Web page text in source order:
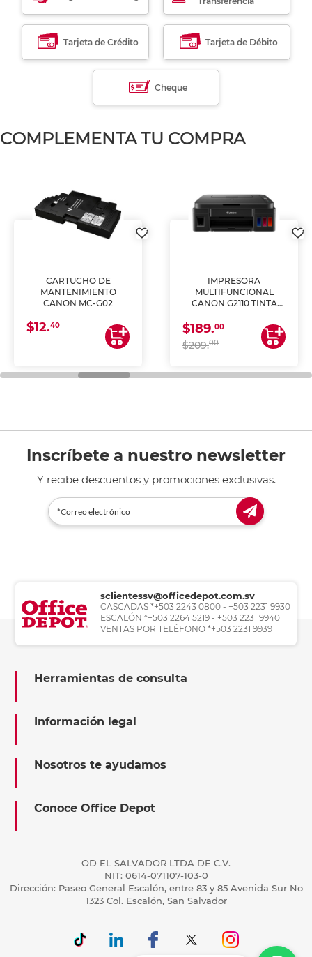
Tarjeta de Crédito Tarjeta de Débito
Cheque
COMPLEMENTA TU COMPRA
CARTUCHO DE
MANTENIMIENTO
CANON MC-G02
$12.40
IMPRESORA
MULTIFUNCIONAL
CANON G2110 TINTA
$189.00
$209.00
Inscríbete a nuestro newsletter
Y recibe descuentos y promociones exclusivas.
sclientessv@officedepot.com.sv
CASCADAS *+503 2243 0800 - +503 2231 9930
ESCALÓN *+503 2264 5219 - +503 2231 9940
VENTAS POR TELÉFONO *+503 2231 9939
Herramientas de consulta
Información legal
Nosotros te ayudamos
Conoce Office Depot
OD EL SALVADOR LTDA DE C.V.
NIT: 0614-071107-103-0
Dirección: Paseo General Escalón, entre 83 y 85 Avenida Sur No
1323 Col. Escalón, San Salvador